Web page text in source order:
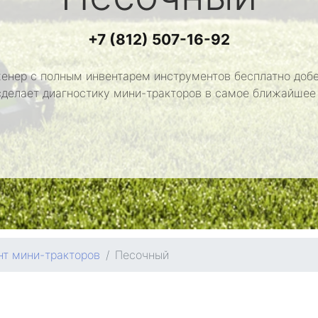
+7 (812) 507-16-92
с полным инвентарем инструментов бесплатно
диагностику мини-тракторов в самое
мини-тракторов Песочный